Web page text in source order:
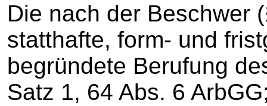
Die nach der Beschwer
statthafte, form- und
begründete Berufung
Satz 1, 64 Abs. 6